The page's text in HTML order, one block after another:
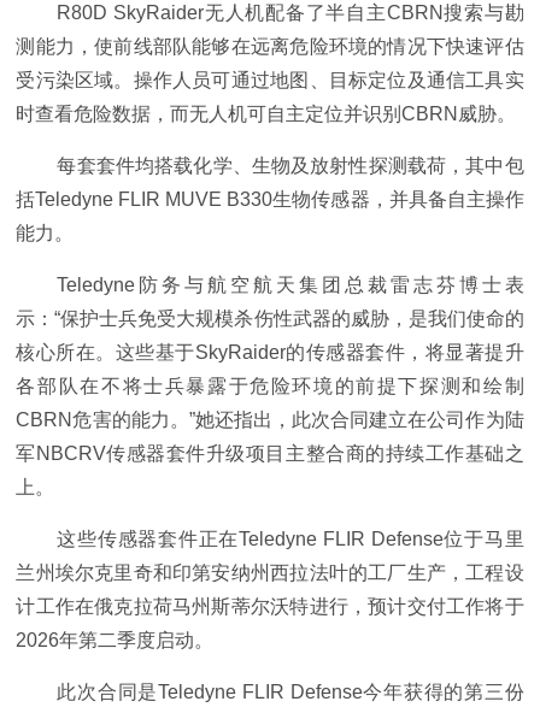
R80D SkyRaider无人机配备了半自主CBRN搜索与勘
测能力，使前线部队能够在远离危险环境的情况下快速评估
受污染区域。操作人员可通过地图、目标定位及通信工具实
时查看危险数据，而无人机可自主定位并识别CBRN威胁。
每套套件均搭载化学、生物及放射性探测载荷，其中包
括Teledyne FLIR MUVE B330生物传感器，并具备自主操作
能力。
Teledyne防务与航空航天集团总裁雷志芬博士表
示：“保护士兵免受大规模杀伤性武器的威胁，是我们使命的
核心所在。这些基于SkyRaider的传感器套件，将显著提升
各部队在不将士兵暴露于危险环境的前提下探测和绘制
CBRN危害的能力。”她还指出，此次合同建立在公司作为陆
军NBCRV传感器套件升级项目主整合商的持续工作基础之
上。
这些传感器套件正在Teledyne FLIR Defense位于马里
兰州埃尔克里奇和印第安纳州西拉法叶的工厂生产，工程设
计工作在俄克拉荷马州斯蒂尔沃特进行，预计交付工作将于
2026年第二季度启动。
此次合同是Teledyne FLIR Defense今年获得的第三份